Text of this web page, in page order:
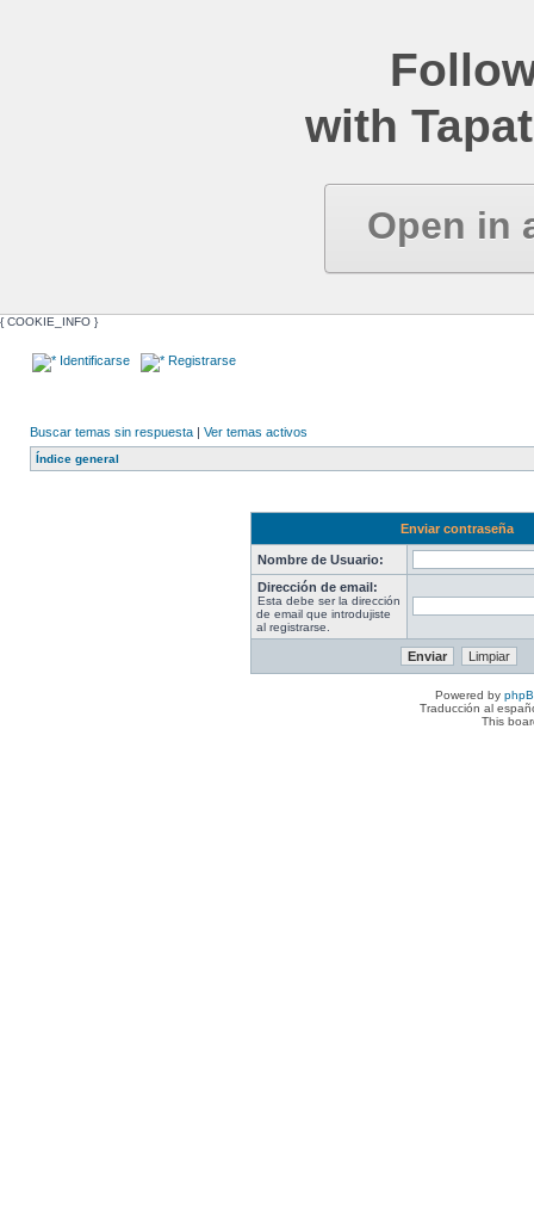
with
Open in
{ COOKIE_INFO }
Identificarse Registrarse
Buscar temas sin respuesta | Ver temas activos
Índice general
Enviar contraseña
Nombre de Usuario:
Dirección de email:
Esta debe ser la dirección
de email que introdujiste
al registrarse.
Powered by
Traducción al
This